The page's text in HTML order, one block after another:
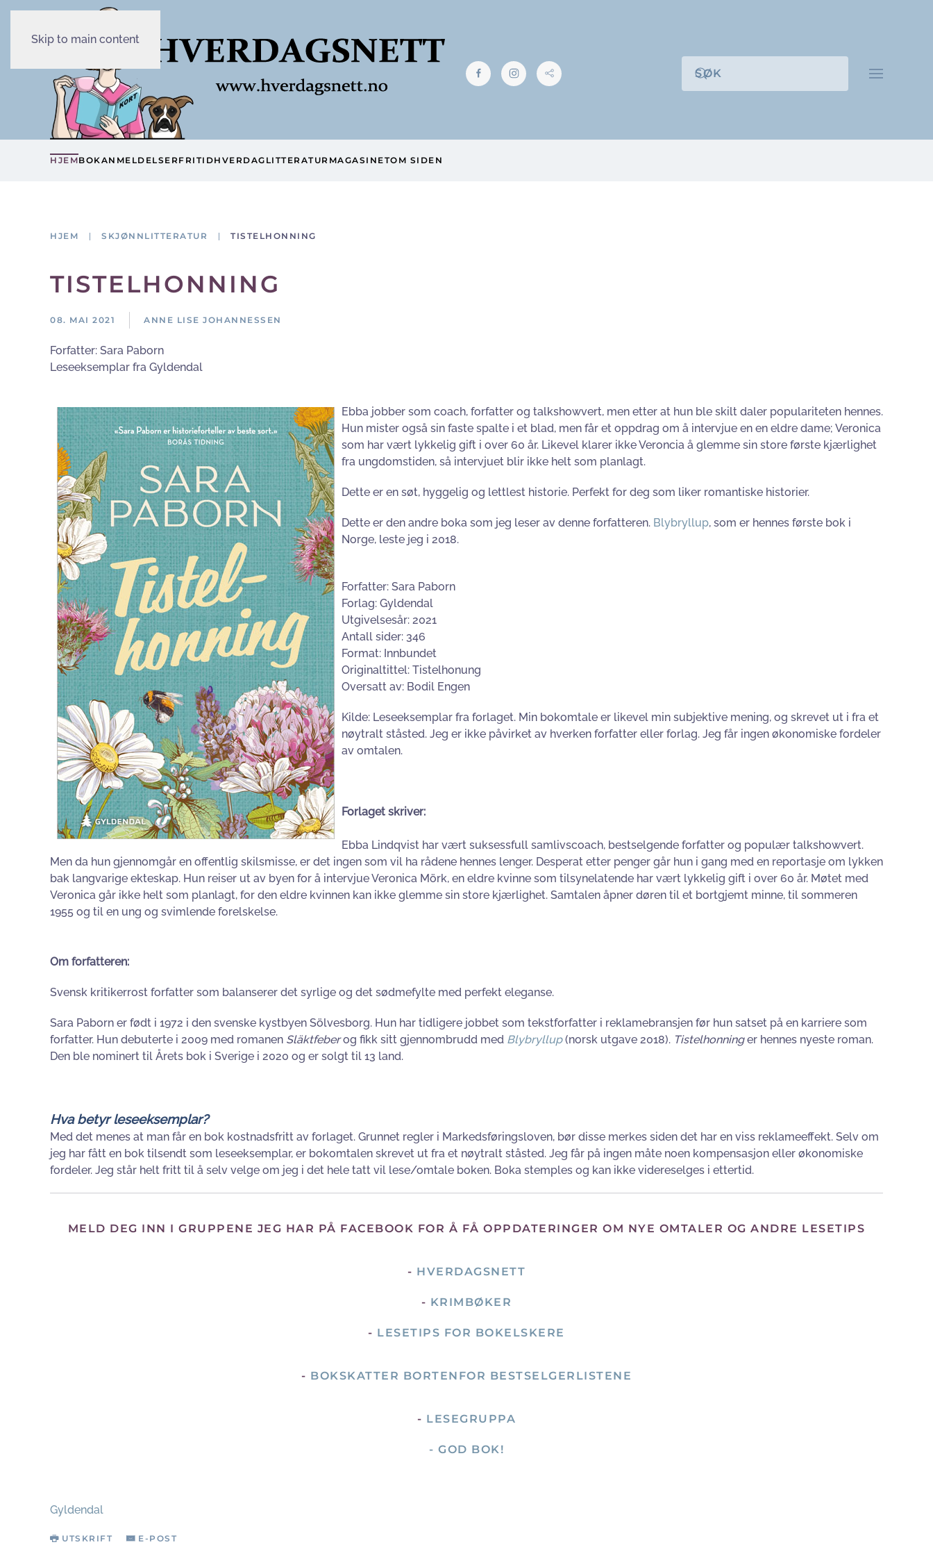
Skip to main content
HJEMBOKANMELDELSERFRITIDHVERDAG LITTERATUR MAGASINETOM SIDEN
HJEM SKJØNNLITTERATUR TISTELHONNING
TISTELHONNING
08. MAI 2021 ANNE LISE JOHANNESSEN
Forfatter: Sara Paborn
Leseeksemplar fra Gyldendal
Ebba jobber som coach, forfatter og talkshowvert, men etter at hun ble skilt daler populariteten hennes.
Hun mister også sin faste spalte i et blad, men får et oppdrag om å intervjue en en eldre dame; Veronica
som har vært lykkelig gift i over 60 år. Likevel klarer ikke Veroncia å glemme sin store første kjærlighet
fra ungdomstiden, så intervjuet blir ikke helt som planlagt.
Dette er en søt, hyggelig og lettlest historie. Perfekt for deg som liker romantiske historier.
Dette er den andre boka som jeg leser av denne forfatteren. Blybryllup, som er hennes første bok i
Norge, leste jeg i 2018.
Forfatter: Sara Paborn
Forlag: Gyldendal
Utgivelsesår: 2021
Antall sider: 346
Format: Innbundet
Originaltittel: Tistelhonung
Oversatt av: Bodil Engen
Kilde: Leseeksemplar fra forlaget. Min bokomtale er likevel min subjektive mening, og skrevet ut i fra et
nøytralt ståsted. Jeg er ikke påvirket av hverken forfatter eller forlag. Jeg får ingen økonomiske fordeler
av omtalen.
Forlaget skriver:
Ebba Lindqvist har vært suksessfull samlivscoach, bestselgende forfatter og populær talkshowvert.
Men da hun gjennomgår en offentlig skilsmisse, er det ingen som vil ha rådene hennes lenger. Desperat etter penger går hun i gang med en reportasje om lykken
bak langvarige ekteskap. Hun reiser ut av byen for å intervjue Veronica Mörk, en eldre kvinne som tilsynelatende har vært lykkelig gift i over 60 år. Møtet med
Veronica går ikke helt som planlagt, for den eldre kvinnen kan ikke glemme sin store kjærlighet. Samtalen åpner døren til et bortgjemt minne, til sommeren
1955 og til en ung og svimlende forelskelse.
Om forfatteren:
Svensk kritikerrost forfatter som balanserer det syrlige og det sødmefylte med perfekt eleganse.
Sara Paborn er født i 1972 i den svenske kystbyen Sölvesborg. Hun har tidligere jobbet som tekstforfatter i reklamebransjen før hun satset på en karriere som
forfatter. Hun debuterte i 2009 med romanen Släktfeberog fikk sitt gjennombrudd med Blybryllup(norsk utgave 2018). Tistelhonninger hennes nyeste roman.
Den ble nominert til Årets bok i Sverige i 2020 og er solgt til 13 land.
Hva betyr leseeksemplar?
Med det menes at man får en bok kostnadsfritt av forlaget. Grunnet regler i Markedsføringsloven, bør disse merkes siden det har en viss reklameeffekt. Selv om
jeg har fått en bok tilsendt som leseeksemplar, er bokomtalen skrevet ut fra et nøytralt ståsted. Jeg får på ingen måte noen kompensasjon eller økonomiske
fordeler. Jeg står helt fritt til å selv velge om jeg i det hele tatt vil lese/omtale boken. Boka stemples og kan ikke videreselges i ettertid.
MELD DEG INN I GRUPPENE JEG HAR PÅ FACEBOOK FOR Å FÅ OPPDATERINGER OM NYE OMTALER OG ANDRE LESETIPS
- HVERDAGSNETT
- KRIMBØKER
- LESETIPS FOR BOKELSKERE
- BOKSKATTER BORTENFOR BESTSELGERLISTENE
- LESEGRUPPA
- GOD BOK!
Gyldendal
UTSKRIFT E-POST